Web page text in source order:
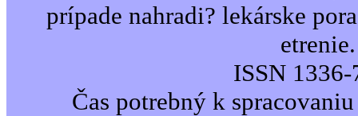
prípade nahradi? lekárske
etrenie.
ISSN
Čas potrebný k